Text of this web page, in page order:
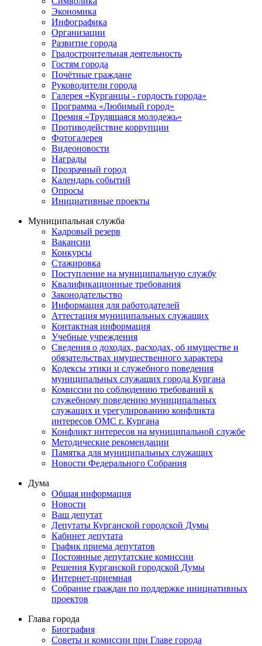
Экономика
Инфографика
Организации
Развитие города
Градостроительная деятельность
Гостям города
Почётные граждане
Руководители города
Галерея «Курганцы - гордость города»
Программа «Любимый город»
Премия «Трудящаяся молодежь»
Противодействие коррупции
Фотогалерея
Видеоновости
Награды
Прозрачный город
Календарь событий
Опросы
Инициативные проекты
Муниципальная служба
Кадровый резерв
Вакансии
Конкурсы
Стажировка
Поступление на муниципальную службу
Квалификационные требования
Законодательство
Информация для работодателей
Аттестация муниципальных служащих
Контактная информация
Учебные учреждения
Сведения о доходах, расходах, об имуществе и
обязательствах имущественного характера
Кодексы этики и служебного поведения
муниципальных служащих города Кургана
Комиссии по соблюдению требований к
служебному поведению муниципальных
служащих и урегулированию конфликта
интересов ОМС г. Кургана
Конфликт интересов на муниципальной службе
Методические рекомендации
Памятка для муниципальных служащих
Новости Федерального Cобрания
Дума
Общая информация
Новости
Ваш депутат
Депутаты Курганской городской Думы
Кабинет депутата
График приема депутатов
Постоянные депутатские комиссии
Решения Курганской городской Думы
Интернет-приемная
Собрание граждан по поддержке инициативных
проектов
Глава города
Биография
Советы и комиссии при Главе города